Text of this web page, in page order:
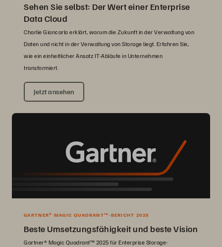
Sehen Sie selbst: Der Wert einer Enterprise
Data Cloud
Charlie Giancarlo erklärt, warum die Zukunft in der Verwaltung von
Daten und nicht in der Verwaltung von Storage liegt. Erfahren Sie,
wie ein einheitlicher Ansatz IT-Abläufe in Unternehmen
transformiert.
Jetzt ansehen
GARTNER® MAGIC QUADRANT™-BERICHT 2025
Beste Umsetzungsfähigkeit und beste Vision
Gartner® Magic Quadrant™ 2025 für Enterprise Storage-